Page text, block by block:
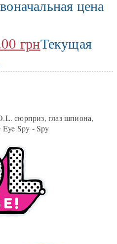
цена
грнТекущая
сюрприз, глаз шпиона,
Spy - Spy